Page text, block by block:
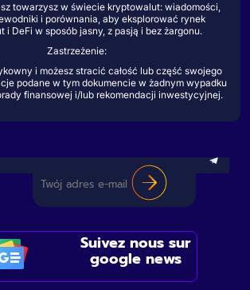
towarzysz w świecie kryptowalut: wiadomości,
i porównania, aby eksplorować rynek
i DeFi w sposób jasny, z pasją i bez żargonu.
Zastrzeżenie:
i możesz stracić całość lub część swojego
podane w tym dokumencie w żadnym wypadku
finansowej i/lub rekomendacji inwestycyjnej.
Suivez nous sur
google news